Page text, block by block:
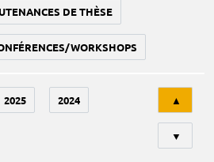
DE THÈSE
WORKSHOPS
2025 2024 ▲
▼